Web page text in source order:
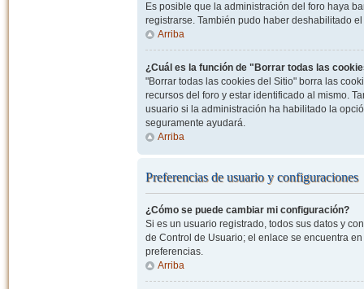
Es posible que la administración del foro haya
registrarse. También pudo haber deshabilitado
Arriba
¿Cuál es la función de "Borrar todas las
"Borrar todas las cookies del Sitio" borra las
recursos del foro y estar identificado al mismo.
usuario si la administración ha habilitado la
seguramente ayudará.
Arriba
Preferencias de usuario y configuraciones
¿Cómo se puede cambiar mi configuración?
Si es un usuario registrado, todos sus datos y
de Control de Usuario; el enlace se encuentra
preferencias.
Arriba